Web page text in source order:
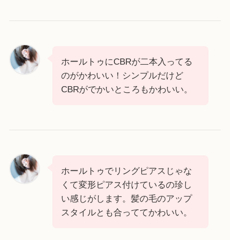
ホールトゥにCBRが二本入ってる
のがかわいい！シンプルだけど
CBRがでかいところもかわいい。
ホールトゥでリングピアスじゃな
くて変形ピアス付けているの珍し
い感じがします。髪の毛のアップ
スタイルとも合っててかわいい。